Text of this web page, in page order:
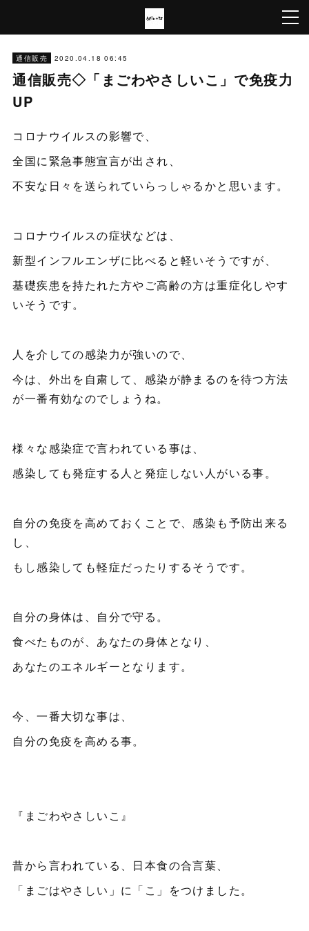
通信販売 2020.04.18 06:45
通信販売◇「まごわやさしいこ」で免疫力
UP
コロナウイルスの影響で、
全国に緊急事態宣言が出され、
不安な日々を送られていらっしゃるかと思います。
コロナウイルスの症状などは、
新型インフルエンザに比べると軽いそうですが、
基礎疾患を持たれた方やご高齢の方は重症化しやす
いそうです。
人を介しての感染力が強いので、
今は、外出を自粛して、感染が静まるのを待つ方法
が一番有効なのでしょうね。
様々な感染症で言われている事は、
感染しても発症する人と発症しない人がいる事。
自分の免疫を高めておくことで、感染も予防出来る
し、
もし感染しても軽症だったりするそうです。
自分の身体は、自分で守る。
食べたものが、あなたの身体となり、
あなたのエネルギーとなります。
今、一番大切な事は、
自分の免疫を高める事。
『まごわやさしいこ』
昔から言われている、日本食の合言葉、
「まごはやさしい」に「こ」をつけました。